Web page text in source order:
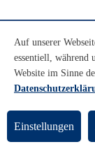
Auf unserer
essentiell, während
Website im Sinne
Einstellungen